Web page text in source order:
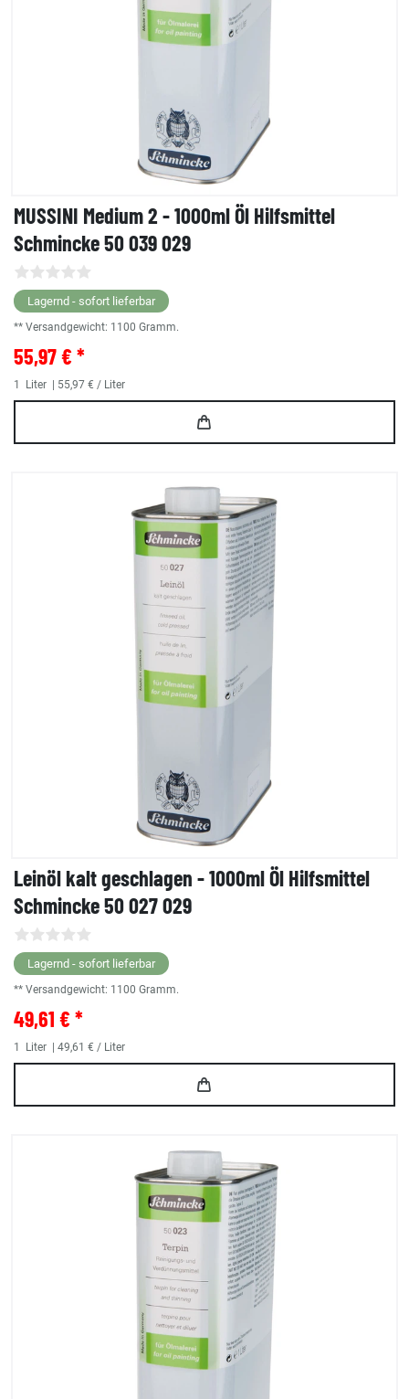
MUSSINI Medium 2 - 1000ml Öl Hilfsmittel
Schmincke 50 039 029
Lagernd - sofort lieferbar
** Versandgewicht: 1100 Gramm.
55,97 € *
1 Liter | 55,97 € / Liter
Leinöl kalt geschlagen - 1000ml Öl Hilfsmittel
Schmincke 50 027 029
Lagernd - sofort lieferbar
** Versandgewicht: 1100 Gramm.
49,61 € *
1 Liter | 49,61 € / Liter